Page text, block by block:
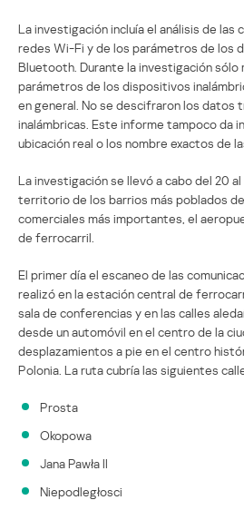
La investigación incluía el análisis de las
redes Wi-Fi y de los parámetros de los
Bluetooth. Durante la investigación sólo
parámetros de los dispositivos
en general. No se descifraron los datos
inalámbricas. Este informe tampoco da
ubicación real o los nombre exactos de
La investigación se llevó a cabo del 20
territorio de los barrios más poblados
comerciales más importantes, el
de ferrocarril.
El primer día el escaneo de las
realizó en la estación central de
sala de conferencias y en las calles
desde un automóvil en el centro de la
desplazamientos a pie en el centro
Polonia. La ruta cubría las siguientes
Prosta
Okopowa
Jana Pawła II
Niepodległosci